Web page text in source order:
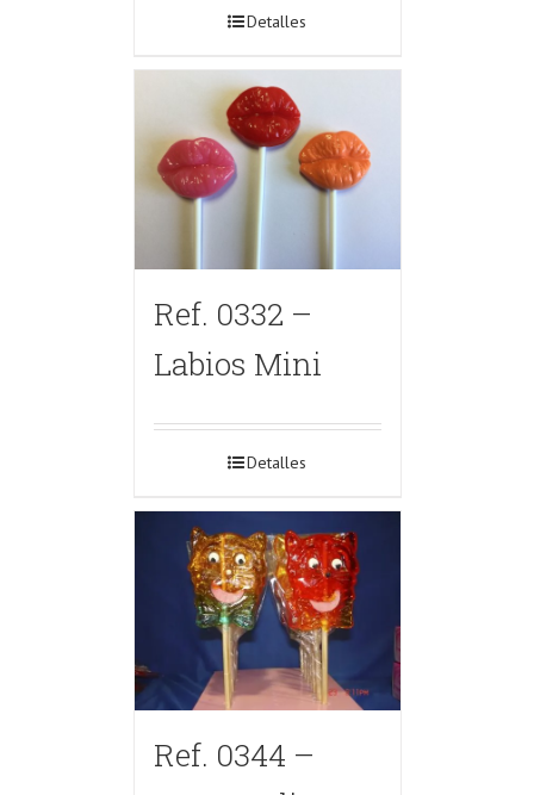
Detalles
Ref. 0332 –
Labios Mini
Detalles
Ref. 0344 –